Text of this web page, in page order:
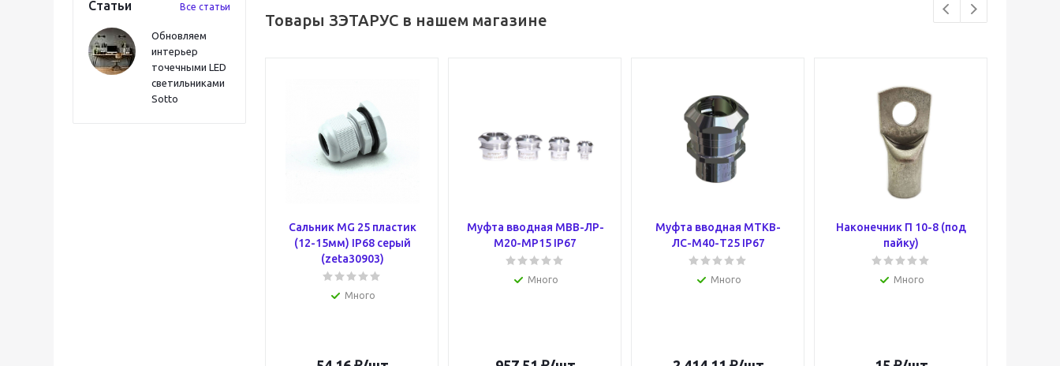
Статьи Все статьи
Обновляем
интерьер
точечными LED
светильниками
Sotto
Товары ЗЭТАРУС в нашем магазине
Сальник MG 25 пластик
(12-15мм) IP68 серый
(zeta30903)
Много
Муфта вводная МВВ-ЛР-
М20-МР15 IP67
Много
Муфта вводная МТКВ-
ЛС-М40-Т25 IP67
Много
Наконечник П 10-8 (под
пайку)
Много